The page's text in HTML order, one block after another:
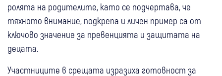
ролята на родителите, като се подчертава, че
тяхното внимание, подкрепа и личен пример са от
ключово значение за превенцията и защитата на
децата.
Участниците в срещата изразиха готовност за